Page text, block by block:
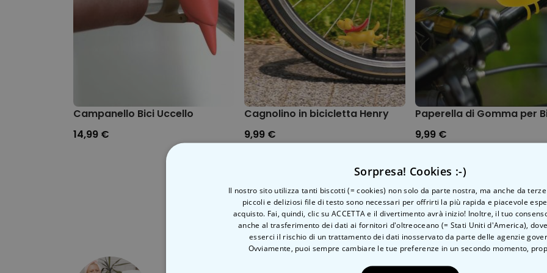
Campanello Bici Uccello
14,99 €
Cagnolino in bicicletta Henry
9,99 €
Paperella di Gomma per
9,99 €
Categoria correlata
Scopri l'altra categoria di cose insolite
Sorpresa! Cookies :-)
Il nostro sito utilizza tanti biscotti (= cookies) non solo da parte nostra, ma anche da
piccoli e deliziosi file di testo sono necessari per offrirti la più rapida e piacevole
acquisto. Fai, quindi, clic su ACCETTA e il divertimento avrà inizio! Inoltre, il tuo
anche al trasferimento dei dati ai fornitori d'oltreoceano (= Stati Uniti d'America),
esserci il rischio di un trattamento dei dati inosservato da parte delle agenzie
Ovviamente, puoi sempre cambiare le tue preferenze in un secondo momento,